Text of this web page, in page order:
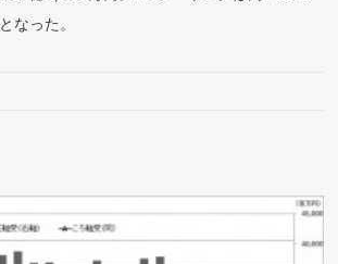
なった。